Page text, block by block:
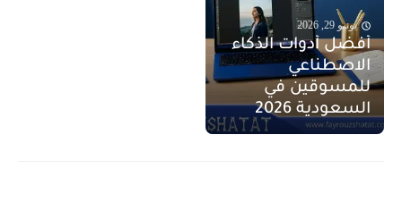
يونيو 29, 2026
أفضل أدوات الذكاء
الاصطناعي
للمسوقين في
السعودية 2026